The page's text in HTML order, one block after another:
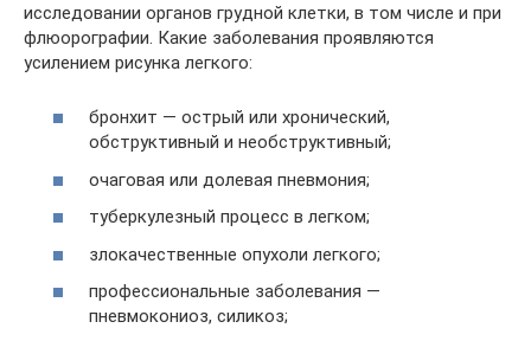
исследовании органов грудной клетки, в том числе и при
флюорографии. Какие заболевания проявляются
усилением рисунка легкого:
бронхит — острый или хронический,
обструктивный и необструктивный;
очаговая или долевая пневмония;
туберкулезный процесс в легком;
злокачественные опухоли легкого;
профессиональные заболевания —
пневмокониоз, силикоз;